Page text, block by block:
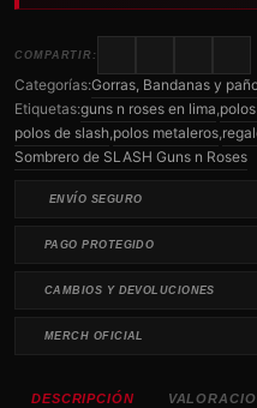
COMPARTIR:
Categorías:Gorras, Bandanas y
Etiquetas:guns n roses en lima,
polos de slash,polos metaleros,
Sombrero de SLASH Guns n Roses
ENVÍO SEGURO
PAGO PROTEGIDO
CAMBIOS Y DEVOLUCIONES
MERCH OFICIAL
DESCRIPCIÓN